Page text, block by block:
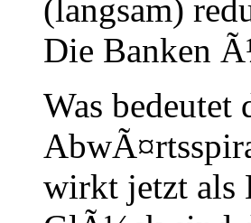
(langsam)
Die Banken
Was
wirkt jetzt als